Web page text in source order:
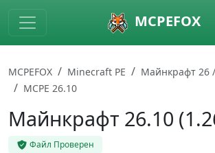
Skip to main content MCPEFOX
MCPEFOX Minecraft PE
Майнкрафт 26
MCPE 26.10
Майнкрафт 26.10
Файл Проверен